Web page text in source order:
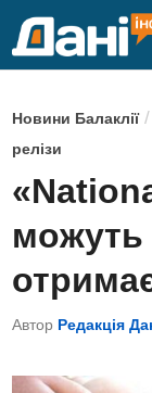
P
o
e
d
n
Новини Балаклії/
релізи
можуть
Автор Редакція